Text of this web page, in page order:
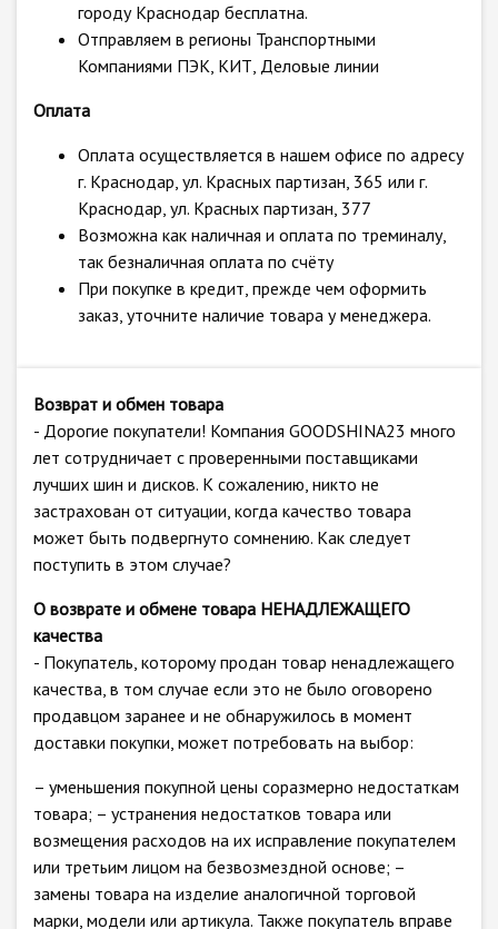
городу Краснодар бесплатна.
Отправляем в регионы Транспортными
Компаниями ПЭК, КИТ, Деловые линии
Оплата
Оплата осуществляется в нашем офисе по адресу
г. Краснодар, ул. Красных партизан, 365 или г.
Краснодар, ул. Красных партизан, 377
Возможна как наличная и оплата по треминалу,
так безналичная оплата по счёту
При покупке в кредит, прежде чем оформить
заказ, уточните наличие товара у менеджера.
Возврат и обмен товара
- Дорогие покупатели! Компания GOODSHINA23 много
лет сотрудничает с проверенными поставщиками
лучших шин и дисков. К сожалению, никто не
застрахован от ситуации, когда качество товара
может быть подвергнуто сомнению. Как следует
поступить в этом случае?
О возврате и обмене товара НЕНАДЛЕЖАЩЕГО
качества
- Покупатель, которому продан товар ненадлежащего
качества, в том случае если это не было оговорено
продавцом заранее и не обнаружилось в момент
доставки покупки, может потребовать на выбор:
– уменьшения покупной цены соразмерно недостаткам
товара; – устранения недостатков товара или
возмещения расходов на их исправление покупателем
или третьим лицом на безвозмездной основе; –
замены товара на изделие аналогичной торговой
марки, модели или артикула. Также покупатель вправе